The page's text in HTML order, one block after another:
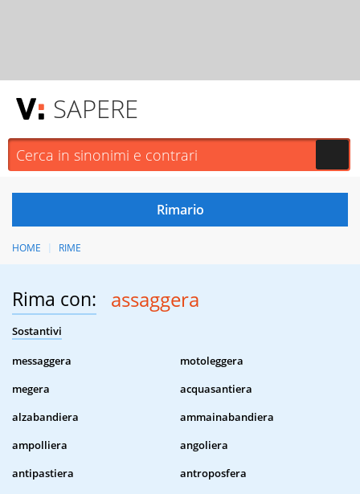
SAPERE
HOME RIME
Rima con: assaggera
Sostantivi
messaggera
motoleggera
megera
acquasantiera
alzabandiera
ammainabandiera
ampolliera
angoliera
antipastiera
antroposfera